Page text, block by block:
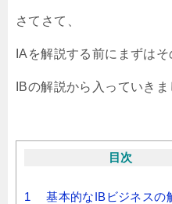
さてさて、
IAを解説する前にまずは
IBの解説から入っていきま
目次
1 基本的なIBビジネスの